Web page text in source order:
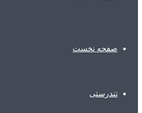
صفحه نخست
تندرستی